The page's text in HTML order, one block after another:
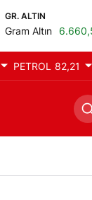
2.59%
6.660,55 TRY
PETROL 82,21